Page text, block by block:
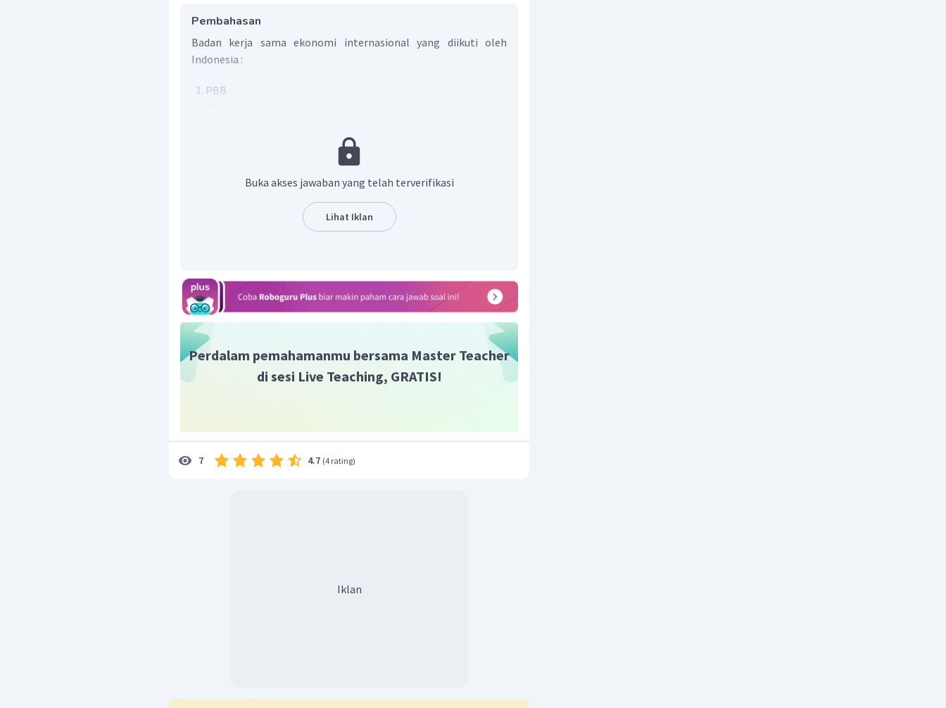
Pembahasan
Badan kerja sama ekonomi internasional yang diikuti oleh
Indonesia :
PBB
Jadi, jawaban yang tepat adalah pilihan D.
Buka akses jawaban yang telah terverifikasi
Lihat Iklan
Perdalam pemahamanmu bersama Master Teacher
di sesi Live Teaching, GRATIS!
7 4.7 (4 rating)
Iklan